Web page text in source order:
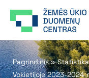
prie
Pagrindinis»Statistika
Vokietijoje 2023-2024